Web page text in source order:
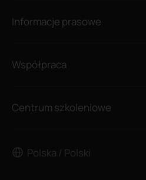
Informacje prasowe
Współpraca
Centrum szkoleniowe
Polska / Polski